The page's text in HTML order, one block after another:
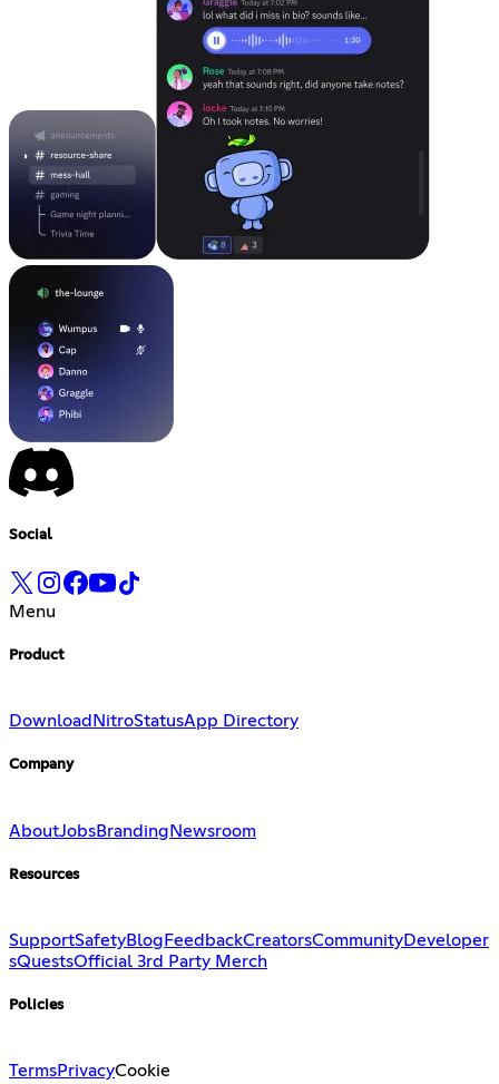
Social
Menu
Product
Download NitroStatusApp Directory
Company
AboutJobsBrandingNewsroom
Resources
SupportSafetyBlog FeedbackCreatorsCommunityDeveloper
sQuestsOfficial 3rd Party Merch
Policies
TermsPrivacyCookie